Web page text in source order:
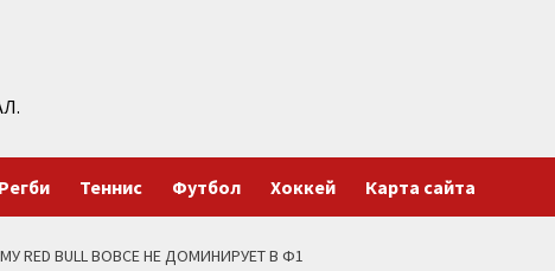
Регби Теннис Футбол Хоккей Карта сайта
RED BULL ВОВСЕ НЕ ДОМИНИРУЕТ В Ф1